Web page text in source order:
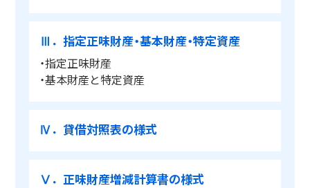
Ⅲ．指定正味財産・基本財産・特定資産
・指定正味財産
・基本財産と特定資産
Ⅳ．貸借対照表の様式
Ⅴ．正味財産増減計算書の様式